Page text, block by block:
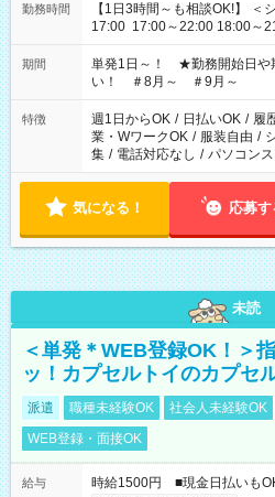
勤務時間
【1日3時間～も相談OK!】 ＜シフト例＞ 9:00～12:00 12:00～
17:00 17:00～22:00 18:00～21:00 など こちら
お気軽にご相談ください！
期間
単発1日～！ ★勤務開始日や
い！ ＃8月～ ＃9月～
特徴 週1日からOK / 日払いOK / 履
業・WワークOK / 服装自由 /
集 / 電話対応なし / パソコン
気になる！ 応募す
未読
＜単発＊WEB登録OK！＞
ッ！カプセルトイのカプセ
派遣 職種未経験OK 社会人未経験OK
WEB登録・面接OK
給与
時給1500円 ■現金日払いも